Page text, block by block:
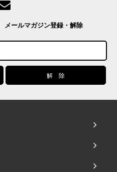
メールマガジン登録・解除